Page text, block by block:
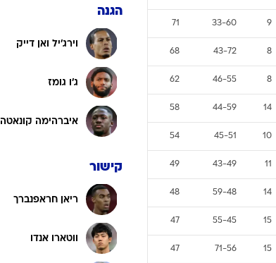
ענפים נוספים
לוח שידורים
החידה של ספורט1
ארכיון מדורים מחוץ לקווים
משרד החוץ
מונדיאל 2014
9
33-60
71
8
43-72
68
8
46-55
62
14
44-59
58
10
45-51
54
11
43-49
49
14
59-48
48
15
55-45
47
15
71-56
47
הגנה
וירג'יל ואן דייק
ג'ו גומז
איברהימה קונאטה
קישור
ריאן חראפנברך
ווטארו אנדו